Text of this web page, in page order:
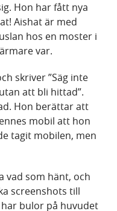
Hon har fått nya
Aishat är med
hos en moster i
var.
skriver ”Säg inte
att bli hittad”.
Hon berättar att
mobil att hon
tagit mobilen, men
vad som hänt, och
screenshots till
bulor på huvudet